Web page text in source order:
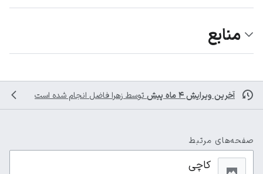
منابع
آخرین ویرایش ۴ ماه پیش توسط زهرا فاضل انجام شده است
صفحه‌های مرتبط
کاچی